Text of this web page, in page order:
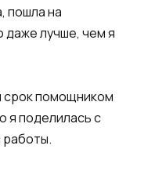
пошла на
лучше, чем я
срок помощником
я поделилась с
работы.​